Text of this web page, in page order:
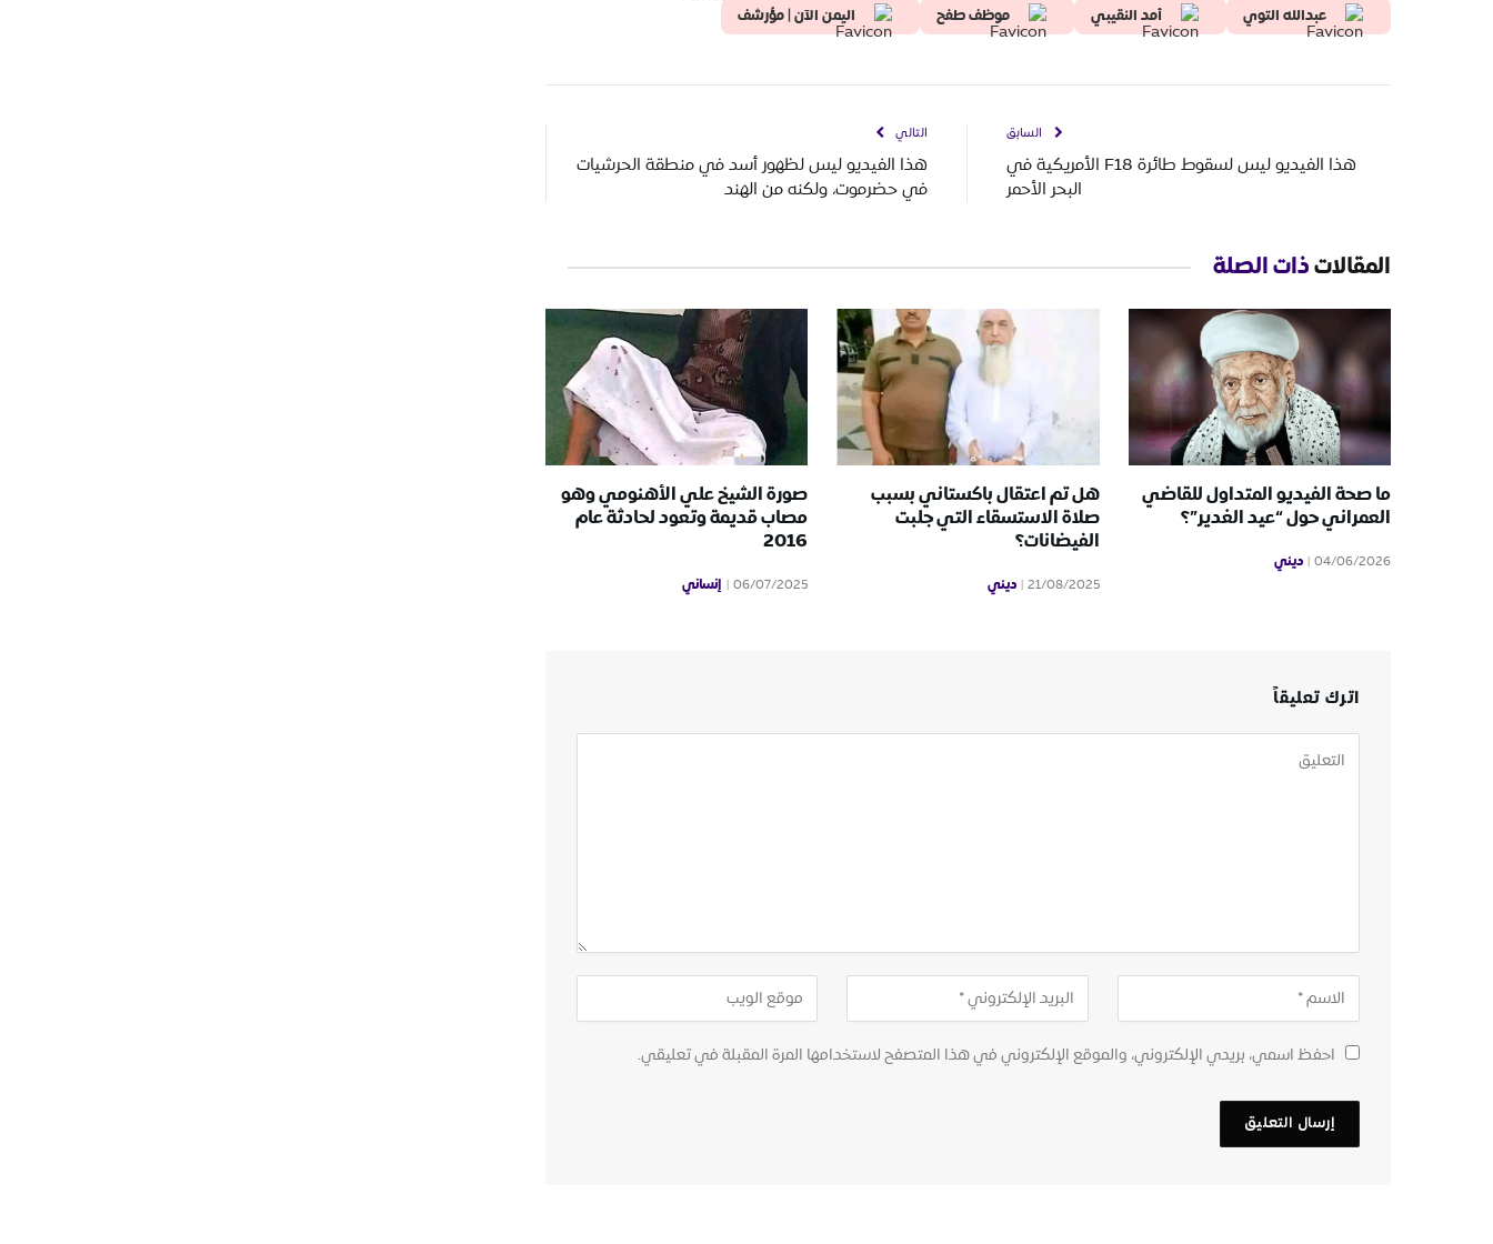
عبدالله التوي
أمد النقيبي موظف طفح اليمن الآن | مؤرشف
السابق
هذا الفيديو ليس لسقوط طائرة F18 الأمريكية في
البحر الأحمر
التالي
هذا الفيديو ليس لظهور أسد في منطقة الحرشيات
في حضرموت، ولكنه من الهند
المقالاتذات الصلة
ما صحة الفيديو المتداول للقاضي
العمراني حول “عيد الغدير”؟
04/06/2026 ديني
هل تم اعتقال باكستاني بسبب
صلاة الاستسقاء التي جلبت
الفيضانات؟
21/08/2025 ديني
صورة الشيخ علي الأهنومي وهو
مصاب قديمة وتعود لحادثة عام
2016
06/07/2025 إنساني
اترك تعليقاً
احفظ اسمي، بريدي الإلكتروني، والموقع الإلكتروني في هذا المتصفح لاستخدامها المرة المقبلة في تعليقي.